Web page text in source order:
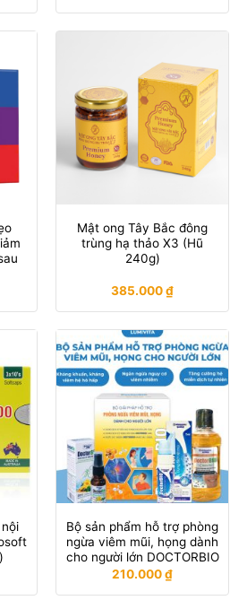
Mật ong Tây Bắc đông
trùng hạ thảo X3 (Hũ
240g)
385.000₫
Bộ sản phẩm hỗ trợ phòng
ngừa viêm mũi, họng dành
cho người lớn DOCTORBIO
210.000₫